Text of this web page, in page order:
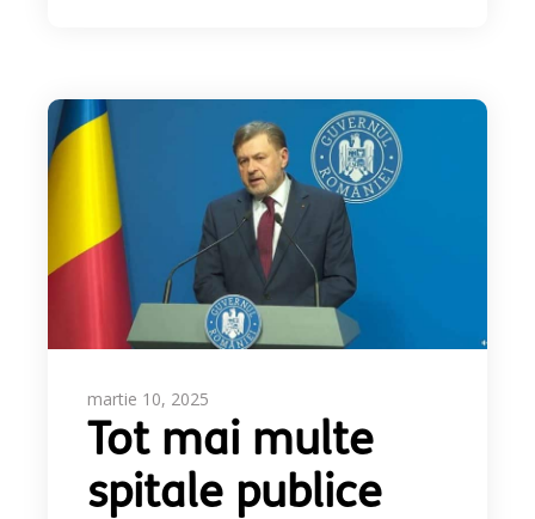
martie 10, 2025
Tot mai multe
spitale publice